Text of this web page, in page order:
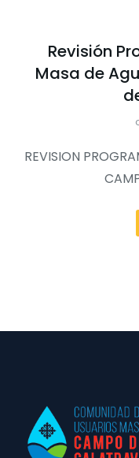
Revisión
Masa de
REVISION